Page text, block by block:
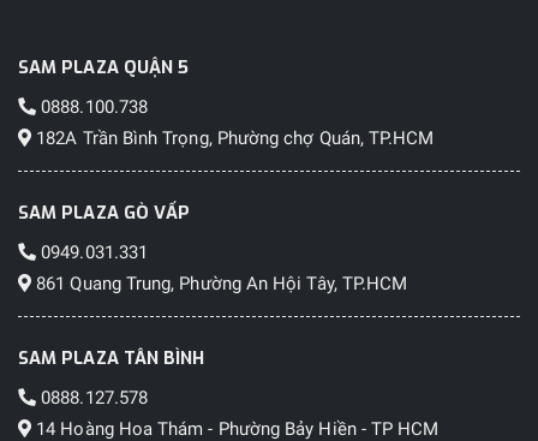
SAM PLAZA QUẬN 5
0888.100.738
182A Trần Bình Trọng, Phường chợ Quán, TP.HCM
SAM PLAZA GÒ VẤP
0949.031.331
861 Quang Trung, Phường An Hội Tây, TP.HCM
SAM PLAZA TÂN BÌNH
0888.127.578
14 Hoàng Hoa Thám - Phường Bảy Hiền - TP HCM